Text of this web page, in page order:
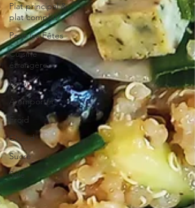
Plat principal &
plat complet
Pour les Fêtes
Cuisine
étrangère
Simili
À emporter
Froid
Chaud
Sucré
Salé